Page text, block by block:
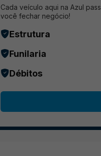
Cada veículo aqui na Azul
você fechar negócio!
Estrutura
Funilaria
Débitos